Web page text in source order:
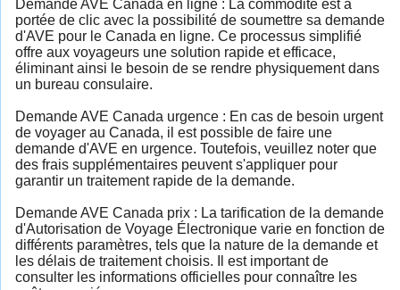
Demande AVE Canada en ligne : La commodité est à
portée de clic avec la possibilité de soumettre sa demande
d'AVE pour le Canada en ligne. Ce processus simplifié
offre aux voyageurs une solution rapide et efficace,
éliminant ainsi le besoin de se rendre physiquement dans
un bureau consulaire.
Demande AVE Canada urgence : En cas de besoin urgent
de voyager au Canada, il est possible de faire une
demande d'AVE en urgence. Toutefois, veuillez noter que
des frais supplémentaires peuvent s'appliquer pour
garantir un traitement rapide de la demande.
Demande AVE Canada prix : La tarification de la demande
d'Autorisation de Voyage Électronique varie en fonction de
différents paramètres, tels que la nature de la demande et
les délais de traitement choisis. Il est important de
consulter les informations officielles pour connaître les